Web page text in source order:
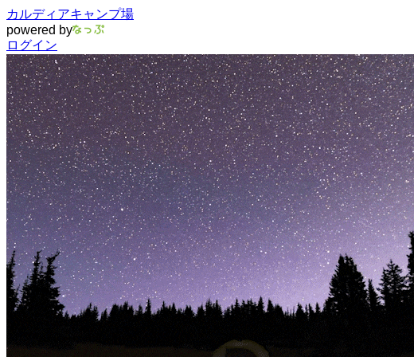
カルディアキャンプ場
powered by
ログイン